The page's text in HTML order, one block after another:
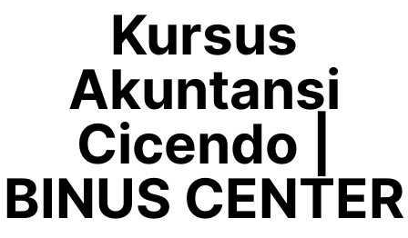
Kursus
Akuntansi
Cicendo |
BINUS CENTER